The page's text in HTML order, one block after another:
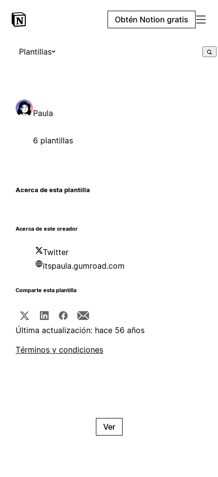
Obtén Notion gratis
Plantillas
Paula
6 plantillas
Acerca de esta plantilla
Acerca de este creador
Twitter
itspaula.gumroad.com
Comparte esta plantilla
Última actualización: hace 56 años
Términos y condiciones
Ver